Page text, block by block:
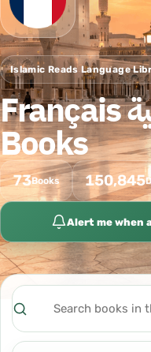
Islamic Reads Language
Français الفرنسية French
Books
73Books 150,845
Alert me when
Search